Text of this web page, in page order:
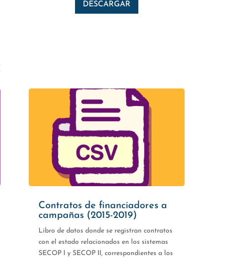
DESCARGAR
Contratos de financiadores a
campañas (2015-2019)
Libro de datos donde se registran contratos
con el estado relacionados en los sistemas
SECOP I y SECOP II, correspondientes a los